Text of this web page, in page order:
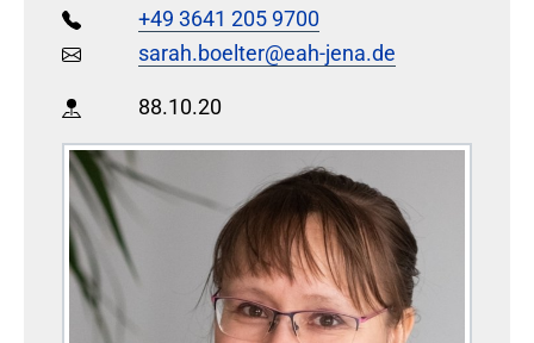
+49 3641 205 9700
sarah.boelter@eah-jena.de
88.10.20